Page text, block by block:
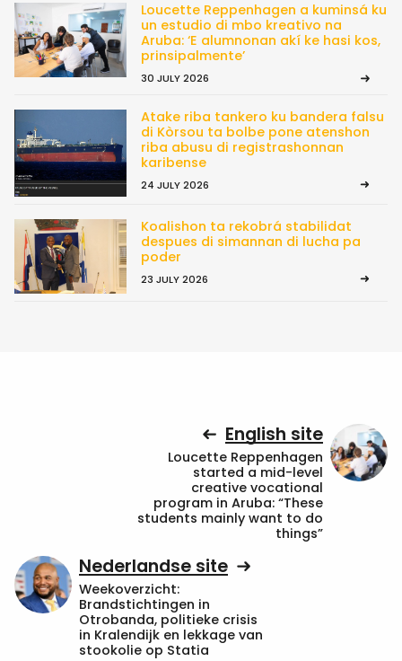
Loucette Reppenhagen a kuminsá ku
un estudio di mbo kreativo na
Aruba: ‘E alumnonan akí ke hasi kos,
prinsipalmente’
30 JULY 2026
Atake riba tankero ku bandera falsu
di Kòrsou ta bolbe pone atenshon
riba abusu di registrashonnan
karibense
24 JULY 2026
Koalishon ta rekobrá stabilidat
despues di simannan di lucha pa
poder
23 JULY 2026
English site
Loucette Reppenhagen
started a mid-level
creative vocational
program in Aruba: “These
students mainly want to do
things”
Nederlandse site
Weekoverzicht:
Brandstichtingen in
Otrobanda, politieke crisis
in Kralendijk en lekkage van
stookolie op Statia